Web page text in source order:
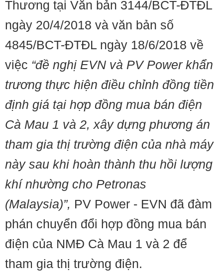
Thương tại Văn bản 3144/BCT-ĐTĐL
ngày 20/4/2018 và văn bản số
4845/BCT-ĐTĐL ngày 18/6/2018 về
việc “đề nghị EVN và PV Power khẩn
trương thực hiện điều chỉnh đồng tiền
định giá tại hợp đồng mua bán điện
Cà Mau 1 và 2, xây dựng phương án
tham gia thị trường điện của nhà máy
này sau khi hoàn thành thu hồi lượng
khí nhường cho Petronas
(Malaysia)”, PV Power - EVN đã đàm
phán chuyển đổi hợp đồng mua bán
điện của NMĐ Cà Mau 1 và 2 để
tham gia thị trường điện.